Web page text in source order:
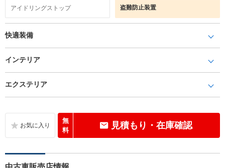
アイドリングストップ 盗難防止装置
快適装備
インテリア
エクステリア
無
料
見積もり・在庫確認